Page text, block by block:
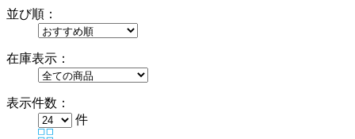
並び順：
在庫表示：
表示件数：
件